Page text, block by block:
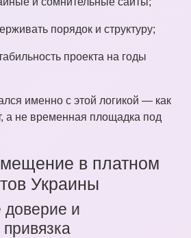
порядок и структуру;
проекта на годы
именно с этой логикой — как
а не временная площадка под
в платном
Украины
доверие и